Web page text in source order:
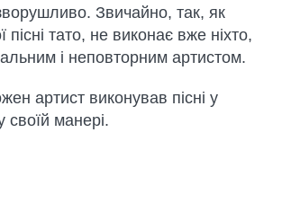
Звичайно, так, як
пісні тато, не виконає вже ніхто,
і неповторним артистом.
артист виконував пісні у
своїй манері.